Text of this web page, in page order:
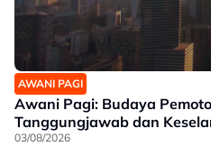
AWANI PAGI
Awani Pagi: Budaya
Tanggungjawab dan
03/08/2026